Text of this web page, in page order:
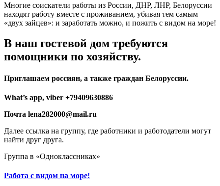
Многие соискатели работы из России, ДНР, ЛНР, Белоруссии
находят работу вместе с проживанием, убивая тем самым
«двух зайцев»: и заработать можно, и пожить с видом на море!
В наш гостевой дом требуются
помощники по хозяйству.
Приглашаем россиян, а также граждан Белоруссии.
What’s app, viber +79409630886
Почта lena282000@mail.ru
Далее ссылка на группу, где работники и работодатели могут
найти друг друга.
Группа в «Одноклассниках»
Работа с видом на море!